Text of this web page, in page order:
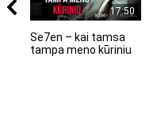
17:50
Se7en – kai tamsa
tampa meno kūriniu